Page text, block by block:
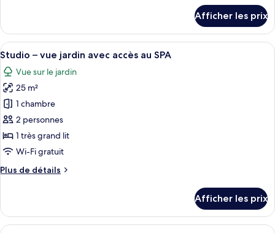
vue
jardin
avec
accès
au
SPA
Chambre
Deluxe
–
vue
jardin
avec
accès
au
SPA
Afficher les prix
Afficher
toutes
les
photos
pour
ce
type
de
chambre :
Studio
jardin
Une chambre d’hôtel avec un lit,
4
Studio – vue jardin avec accès au SPA
Vue sur le jardin
25 m²
1 chambre
2 personnes
1 très grand lit
Wi-Fi gratuit
Plus de détails
Plus
Studio
Afficher les prix
Une chambre d’hôtel avec un lit, un